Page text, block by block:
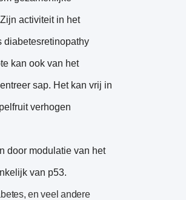
activiteit in het
diabetesretinopathy
kan ook van het
sap. Het kan vrij in
verhogen
door modulatie van het
van p53.
en veel andere